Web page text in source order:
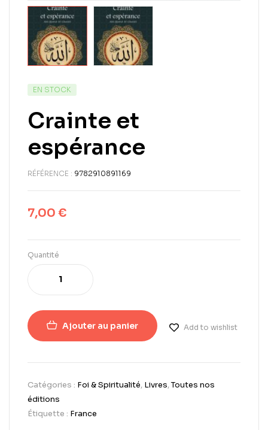
EN STOCK
Crainte et
espérance
RÉFÉRENCE : 9782910891169
7,00 €
Quantité
Ajouter au panier Add to wishlist
Catégories : Foi & Spiritualité, Livres,Toutes nos
éditions
Étiquette : France